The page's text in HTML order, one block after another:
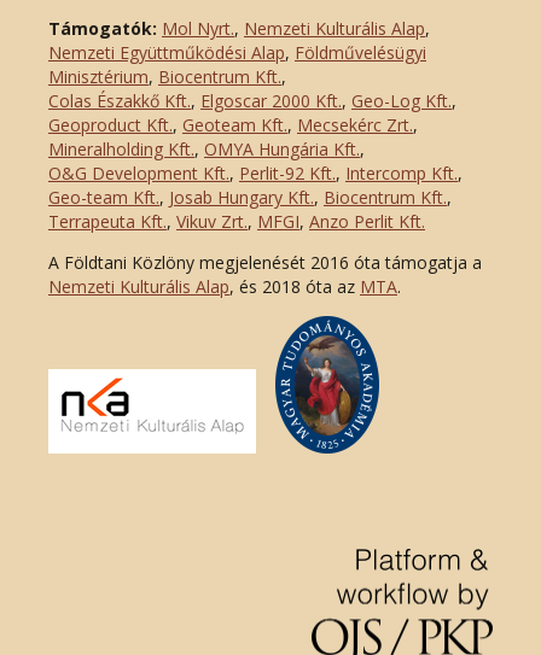
Támogatók: Mol Nyrt., Nemzeti Kulturális Alap,
Nemzeti Együttműködési Alap, Földművelésügyi
Minisztérium, Biocentrum Kft.,
Colas Északkő Kft., Elgoscar 2000 Kft., Geo-Log Kft.,
Geoproduct Kft., Geoteam Kft., Mecsekérc Zrt.,
Mineralholding Kft., OMYA Hungária Kft.,
O&G Development Kft., Perlit-92 Kft., Intercomp Kft.,
Geo-team Kft., Josab Hungary Kft., Biocentrum Kft.,
Terrapeuta Kft., Vikuv Zrt., MFGI, Anzo Perlit Kft.
A Földtani Közlöny megjelenését 2016 óta támogatja a
Nemzeti Kulturális Alap, és 2018 óta az MTA.